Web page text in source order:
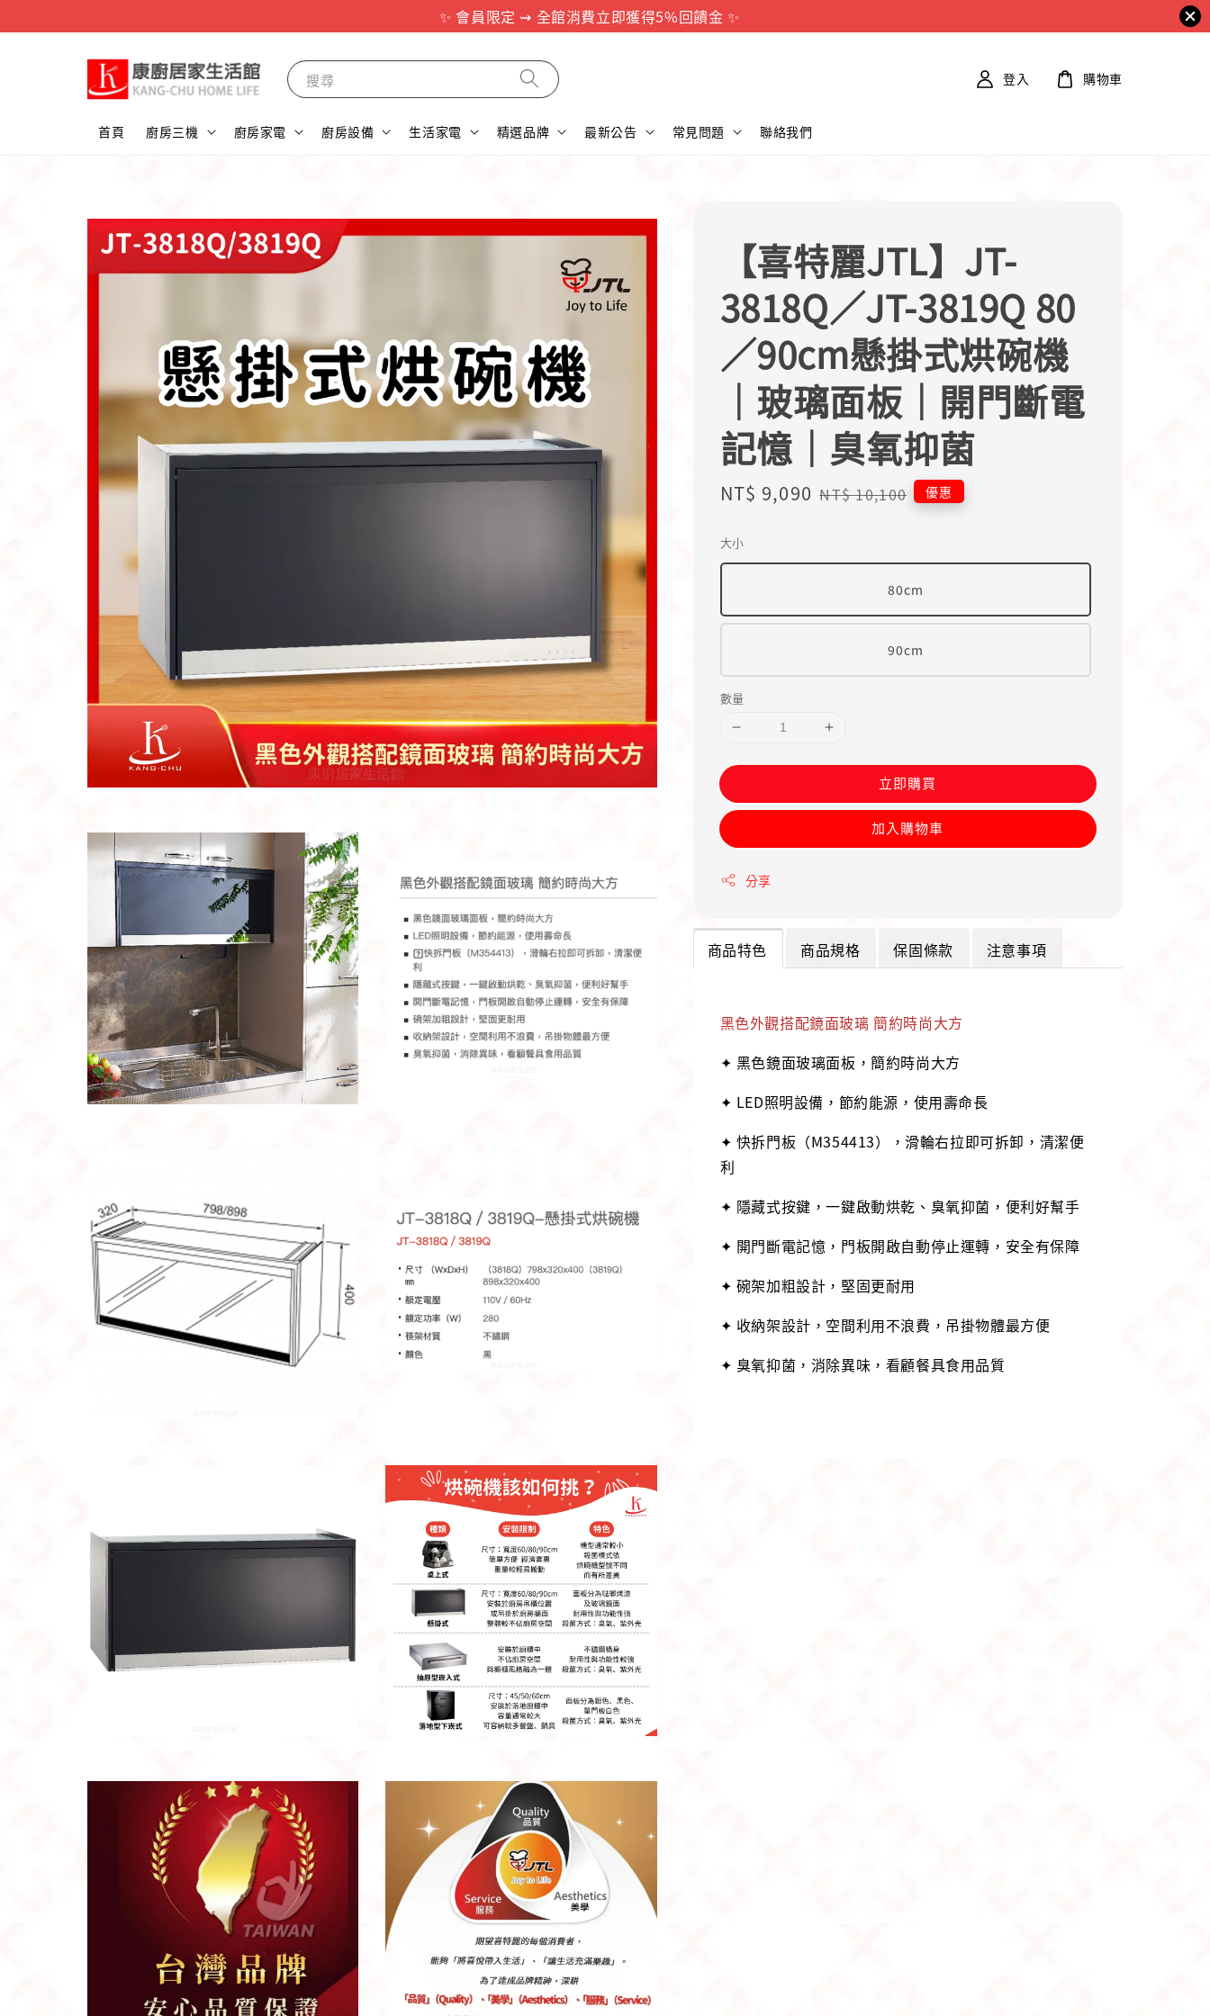
✨ 會員限定 ⇝ 全館消費立即獲得5%回饋金 ✨
搜尋
首頁 廚房三機 廚房家電 廚房設備 生活家電 精選品牌 最新公告 常見問題 聯絡我們
登入 購物車
【喜特麗JTL】JT-
3818Q／JT-3819Q 80
／90cm懸掛式烘碗機
｜玻璃面板｜開門斷電
記憶｜臭氧抑菌
Sale
NT$ 9,090 Regular
NT$ 10,100 優惠
大小
80cm
90cm
數量
立即購買
加入購物車
分享
商品特色 商品規格 保固條款 注意事項
黑色外觀搭配鏡面玻璃 簡約時尚大方
✦ 黑色鏡面玻璃面板，簡約時尚大方
✦ LED照明設備，節約能源，使用壽命長
✦ 快拆門板（M354413），滑輪右拉即可拆卸，清潔便
利
✦ 隱藏式按鍵，一鍵啟動烘乾、臭氧抑菌，便利好幫手
✦ 開門斷電記憶，門板開啟自動停止運轉，安全有保障
✦ 碗架加粗設計，堅固更耐用
✦ 收納架設計，空間利用不浪費，吊掛物體最方便
✦ 臭氧抑菌，消除異味，看顧餐具食用品質